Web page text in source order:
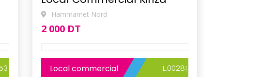
Hammamet Nord
2 000 DT
Local commercial L.00281